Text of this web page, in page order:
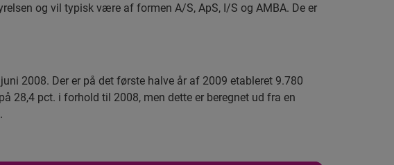
og vil typisk være af formen A/S, ApS, I/S og AMBA. De er
2008. Der er på det første halve år af 2009 etableret 9.780
28,4 pct. i forhold til 2008, men dette er beregnet ud fra en